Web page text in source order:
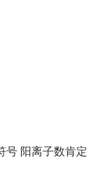
号 阳离子数肯定